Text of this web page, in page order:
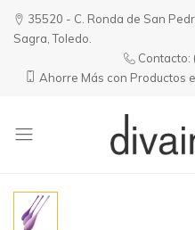
35520 - C. Ronda de San
Sagra, Toledo.
Contacto:
Ahorre Más con Productos